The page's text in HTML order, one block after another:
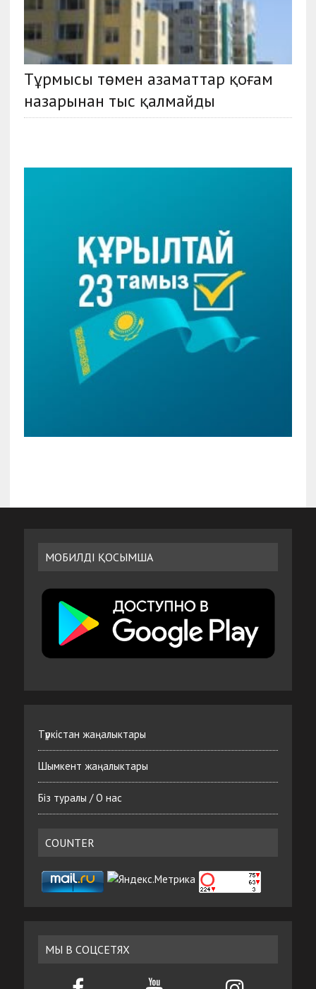
Тұрмысы төмен азаматтар қоғам
назарынан тыс қалмайды
МОБИЛДІ ҚОСЫМША
Түркістан жаңалыктары
Шымкент жаңалыктары
Біз туралы / О нас
COUNTER
МЫ В СОЦСЕТЯХ